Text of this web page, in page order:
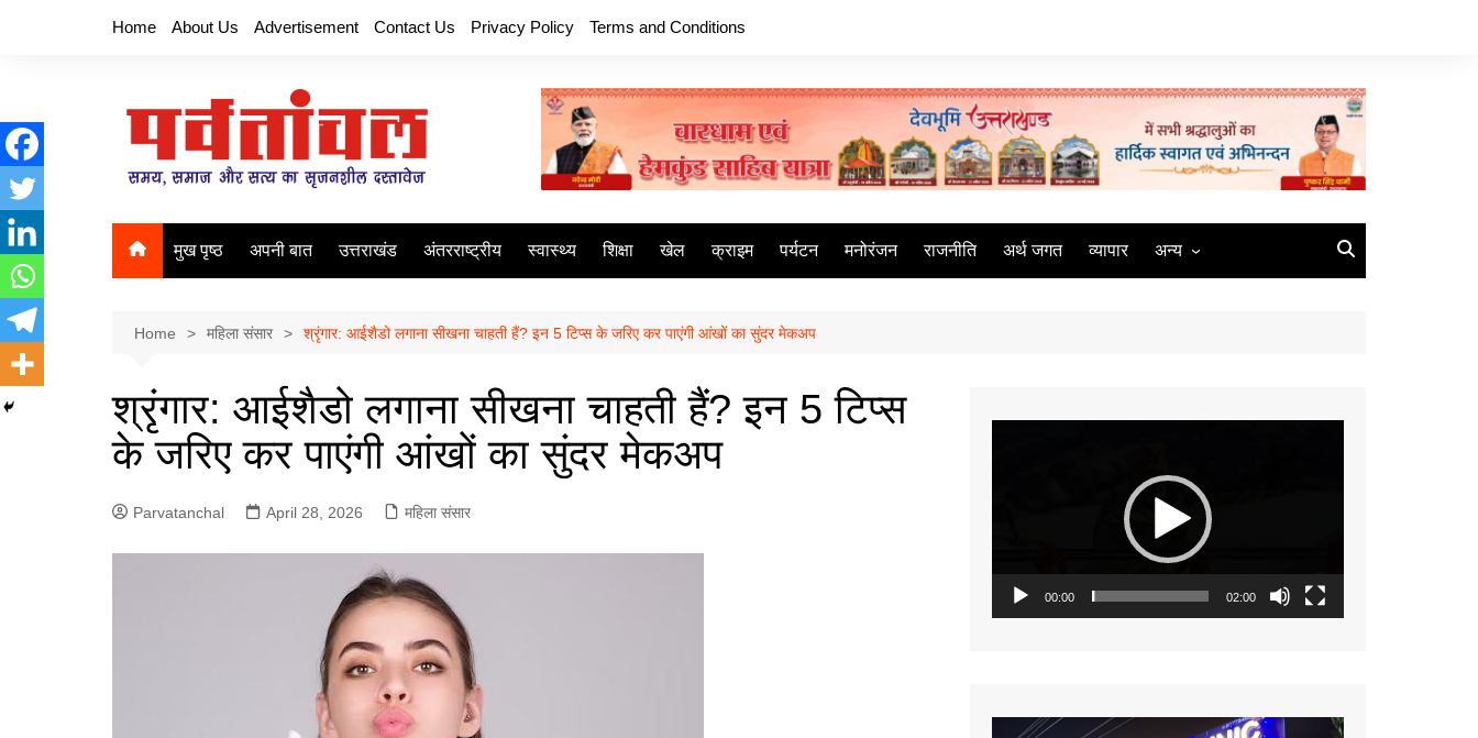
Home About Us Advertisement Contact Us Privacy Policy Terms and Conditions
मुख पृष्ठ अपनी बात उत्तराखंड अंतरराष्ट्रीय स्वास्थ्य शिक्षा खेल क्राइम पर्यटन मनोरंजन राजनीति अर्थ जगत व्यापार अन्य
धर्म
नज़रिया
पर्यावरण
सामयिकी
Home महिला संसार श्रृंगार: आईशैडो लगाना सीखना चाहती हैं? इन 5 टिप्स के जरिए कर पाएंगी आंखों का सुंदर मेकअप
श्रृंगार: आईशैडो लगाना सीखना चाहती हैं? इन 5 टिप्स
के जरिए कर पाएंगी आंखों का सुंदर मेकअप
Parvatanchal April 28, 2026 महिला संसार
00:00 02:00